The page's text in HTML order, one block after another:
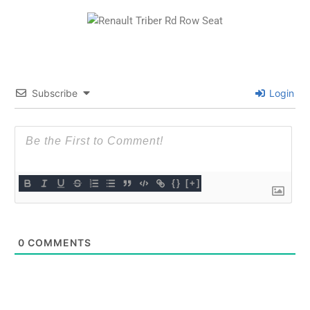
Subscribe Login
{} [+]
0 COMMENTS